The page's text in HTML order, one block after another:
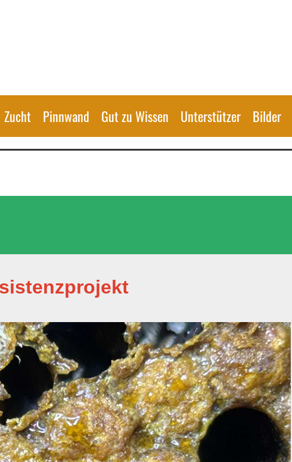
Zucht Pinnwand Gut zu Wissen Unterstützer Bilder